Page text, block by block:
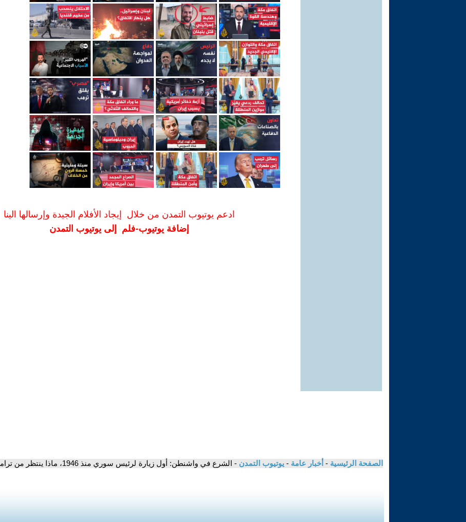
ادعم يوتيوب التمدن من خلال إيجاد الأفلام الجيدة وإرسالها الينا
إضافة يوتيوب-فلم إلى يوتيوب التمدن
الصفحة الرئيسية - أخبار عامة - يوتيوب التمدن - الشرع في واشنطن: أول زيارة لرئيس سوري منذ 1946، ماذا ينتظر من ترامب؟